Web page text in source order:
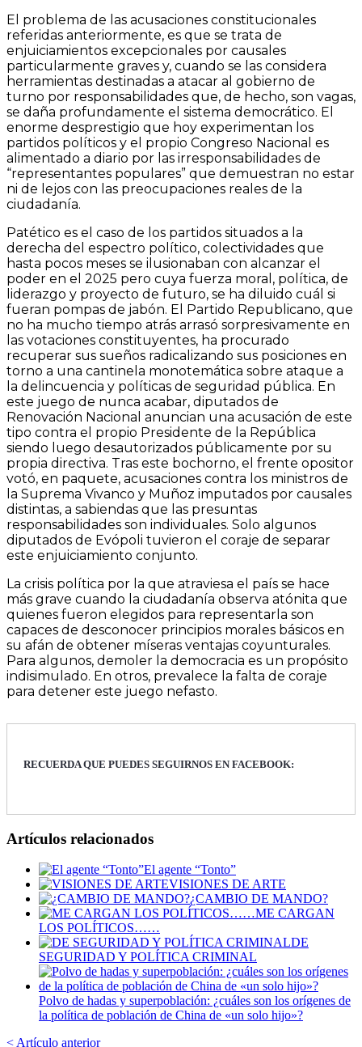
El problema de las acusaciones constitucionales
referidas anteriormente, es que se trata de
enjuiciamientos excepcionales por causales
particularmente graves y, cuando se las considera
herramientas destinadas a atacar al gobierno de
turno por responsabilidades que, de hecho, son vagas,
se daña profundamente el sistema democrático. El
enorme desprestigio que hoy experimentan los
partidos políticos y el propio Congreso Nacional es
alimentado a diario por las irresponsabilidades de
“representantes populares” que demuestran no estar
ni de lejos con las preocupaciones reales de la
ciudadanía.
Patético es el caso de los partidos situados a la
derecha del espectro político, colectividades que
hasta pocos meses se ilusionaban con alcanzar el
poder en el 2025 pero cuya fuerza moral, política, de
liderazgo y proyecto de futuro, se ha diluido cuál si
fueran pompas de jabón. El Partido Republicano, que
no ha mucho tiempo atrás arrasó sorpresivamente en
las votaciones constituyentes, ha procurado
recuperar sus sueños radicalizando sus posiciones en
torno a una cantinela monotemática sobre ataque a
la delincuencia y políticas de seguridad pública. En
este juego de nunca acabar, diputados de
Renovación Nacional anuncian una acusación de este
tipo contra el propio Presidente de la República
siendo luego desautorizados públicamente por su
propia directiva. Tras este bochorno, el frente opositor
votó, en paquete, acusaciones contra los ministros de
la Suprema Vivanco y Muñoz imputados por causales
distintas, a sabiendas que las presuntas
responsabilidades son individuales. Solo algunos
diputados de Evópoli tuvieron el coraje de separar
este enjuiciamiento conjunto.
La crisis política por la que atraviesa el país se hace
más grave cuando la ciudadanía observa atónita que
quienes fueron elegidos para representarla son
capaces de desconocer principios morales básicos en
su afán de obtener míseras ventajas coyunturales.
Para algunos, demoler la democracia es un propósito
indisimulado. En otros, prevalece la falta de coraje
para detener este juego nefasto.
RECUERDA QUE PUEDES SEGUIRNOS EN FACEBOOK:
Artículos relacionados
El agente “Tonto”
VISIONES DE ARTE
¿CAMBIO DE MANDO?
ME CARGAN
LOS POLÍTICOS……
DE
SEGURIDAD Y POLÍTICA CRIMINAL
Polvo de hadas y superpoblación: ¿cuáles son los orígenes de
la política de población de China de «un solo hijo»?
< Artículo anterior